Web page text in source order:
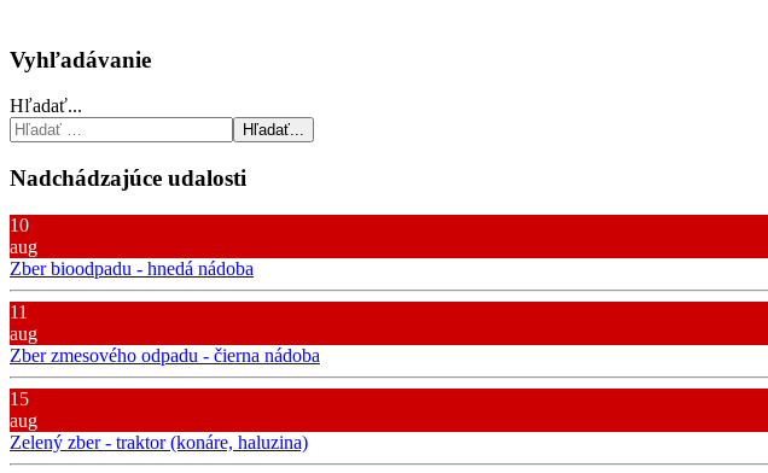
Vyhľadávanie
Hľadať...
Hľadať...
Nadchádzajúce udalosti
10
aug
Zber bioodpadu - hnedá nádoba
11
aug
Zber zmesového odpadu - čierna nádoba
15
aug
Zelený zber - traktor (konáre, haluzina)